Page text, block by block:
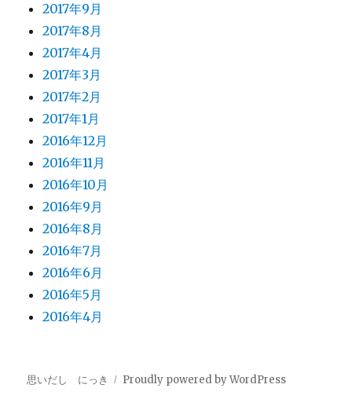
2017年9月
2017年8月
2017年4月
2017年3月
2017年2月
2017年1月
2016年12月
2016年11月
2016年10月
2016年9月
2016年8月
2016年7月
2016年6月
2016年5月
2016年4月
思いだし にっき Proudly powered by WordPress